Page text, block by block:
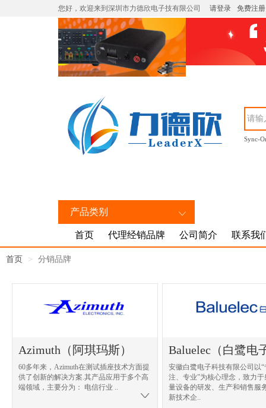
您好，欢迎来到深圳市力德欣电子技有限公司 请登录 免费注册
Sync-
产品类别
首页 代理经销品牌 公司简介 联系我
首页 分销品牌
Azimuth（阿琪玛斯）
60多年来，Azimuth在测试插座技术方面提
供了创新的解决方案.其产品应用于多个高
端领域，主要分为： 电信行业 ..
Baluelec（白鹭电
安徽白鹭电子科技有限公司以
注、专业”为核心理念，致力
量设备的研发、生产和销售服
新技术企..